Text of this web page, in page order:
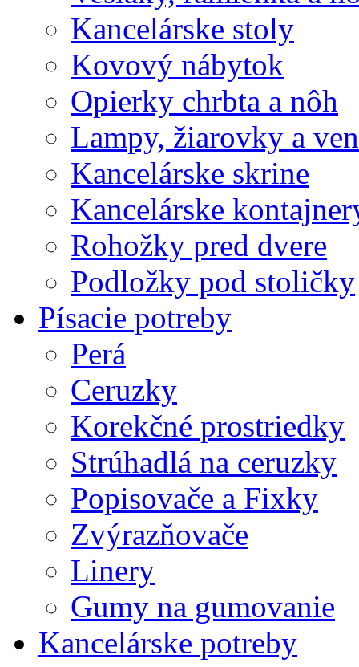
Kancelárske stoly
Kovový nábytok
Opierky chrbta a nôh
Lampy, žiarovky a
Kancelárske skrine
Kancelárske
Rohožky pred dvere
Podložky pod stoličky
Písacie potreby
Perá
Ceruzky
Korekčné prostriedky
Strúhadlá na ceruzky
Popisovače a Fixky
Zvýrazňovače
Linery
Gumy na gumovanie
Kancelárske potreby